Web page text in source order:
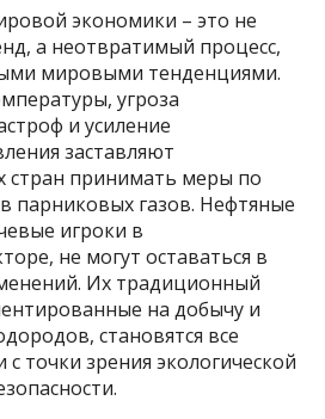
экономики – это не
а неотвратимый процесс,
мировыми тенденциями.
угроза
и усиление
заставляют
стран принимать меры по
парниковых газов. Нефтяные
игроки в
не могут оставаться в
Их традиционный
на добычу и
становятся все
точки зрения экологической